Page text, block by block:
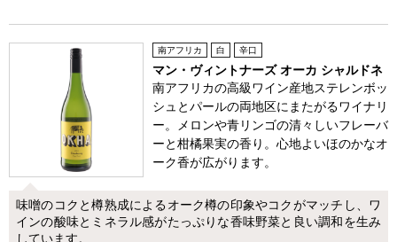
南アフリカ 白 辛口
マン・ヴィントナーズ オーカ シャルドネ
南アフリカの高級ワイン産地ステレンボッ
シュとパールの両地区にまたがるワイナリ
ー。メロンや青リンゴの清々しいフレーバ
ーと柑橘果実の香り。心地よいほのかなオ
ーク香が広がります。
味噌のコクと樽熟成によるオーク樽の印象やコクがマッチし、ワ
インの酸味とミネラル感がたっぷりな香味野菜と良い調和を生み
しています。